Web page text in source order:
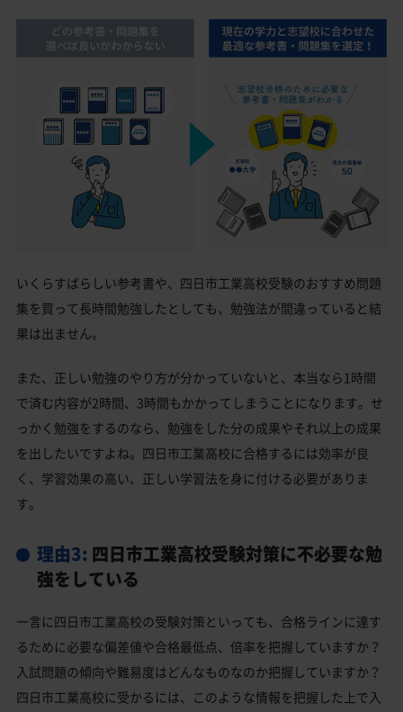
いくらすばらしい参考書や、四日市工業高校受験のおすすめ問題
集を買って長時間勉強したとしても、勉強法が間違っていると結
果は出ません。
また、正しい勉強のやり方が分かっていないと、本当なら1時間
で済む内容が2時間、3時間もかかってしまうことになります。せ
っかく勉強をするのなら、勉強をした分の成果やそれ以上の成果
を出したいですよね。四日市工業高校に合格するには効率が良
く、学習効果の高い、正しい学習法を身に付ける必要がありま
す。
理由3: 四日市工業高校受験対策に不必要な勉
強をしている
一言に四日市工業高校の受験対策といっても、合格ラインに達す
るために必要な偏差値や合格最低点、倍率を把握していますか？
入試問題の傾向や難易度はどんなものなのか把握していますか？
四日市工業高校に受かるには、このような情報を把握した上で入